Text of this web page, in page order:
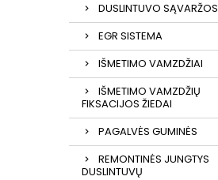
DUSLINTUVO SĄVARŽOS
EGR SISTEMA
IŠMETIMO VAMZDŽIAI
IŠMETIMO VAMZDŽIŲ
FIKSACIJOS ŽIEDAI
PAGALVĖS GUMINĖS
REMONTINĖS JUNGTYS
DUSLINTUVŲ